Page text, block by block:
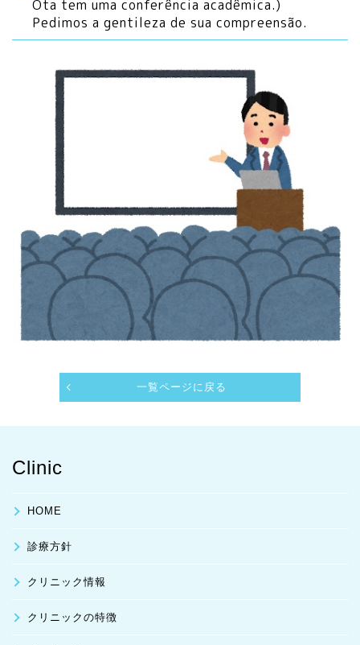
Ota tem uma conferência acadêmica.)
Pedimos a gentileza de sua compreensão.
一覧ページに戻る
Clinic
HOME
診療方針
クリニック情報
クリニックの特徴